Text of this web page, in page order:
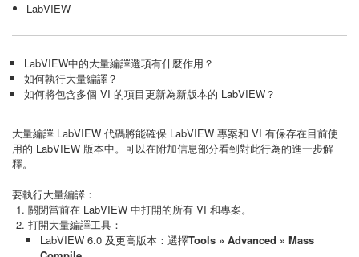
LabVIEW
LabVIEW中的大量編譯選項有什麼作用？
如何執行大量編譯？
如何將包含多個 VI 的項目更新為新版本的 LabVIEW？
大量編譯 LabVIEW 代碼將能確保 LabVIEW 專案和 VI 有保存在目前使
用的 LabVIEW 版本中。可以在附加信息部分看到對此行為的進一步解
釋。
要執行大量編譯：
關閉當前在 LabVIEW 中打開的所有 VI 和專案。
打開大量編譯工具：
LabVIEW 6.0 及更高版本：選擇Tools » Advanced » Mass